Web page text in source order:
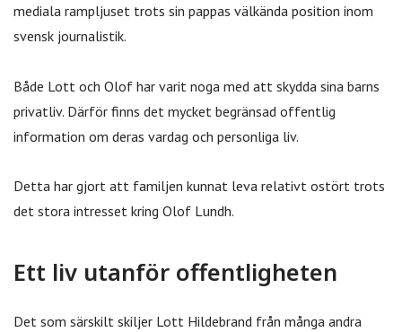
mediala rampljuset trots sin pappas välkända position inom
svensk journalistik.
Både Lott och Olof har varit noga med att skydda sina barns
privatliv. Därför finns det mycket begränsad offentlig
information om deras vardag och personliga liv.
Detta har gjort att familjen kunnat leva relativt ostört trots
det stora intresset kring Olof Lundh.
Ett liv utanför offentligheten
Det som särskilt skiljer Lott Hildebrand från många andra